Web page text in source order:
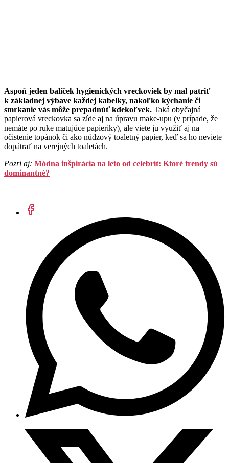
Aspoň jeden balíček hygienických vreckoviek by mal patriť
k základnej výbave každej kabelky, nakoľko kýchanie či
smrkanie vás môže prepadnúť kdekoľvek. Taká obyčajná
papierová vreckovka sa zíde aj na úpravu make-upu (v prípade, že
nemáte po ruke matujúce papieriky), ale viete ju využiť aj na
očistenie topánok či ako núdzový toaletný papier, keď sa ho neviete
dopátrať na verejných toaletách.
Pozri aj: Módna inšpirácia na leto od celebrít: Ktoré trendy sú
dominantné?